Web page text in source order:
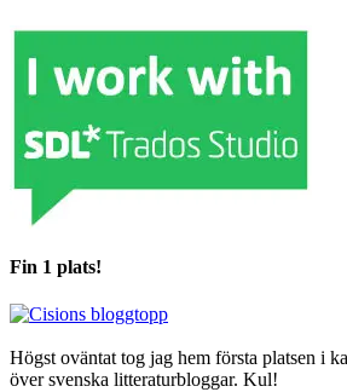
Fin 1 plats!
Högst oväntat tog jag hem första platsen i
över svenska litteraturbloggar. Kul!